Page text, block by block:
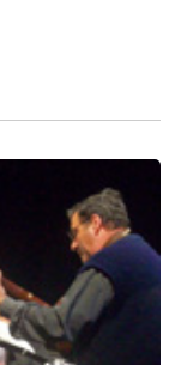
o
m
tir